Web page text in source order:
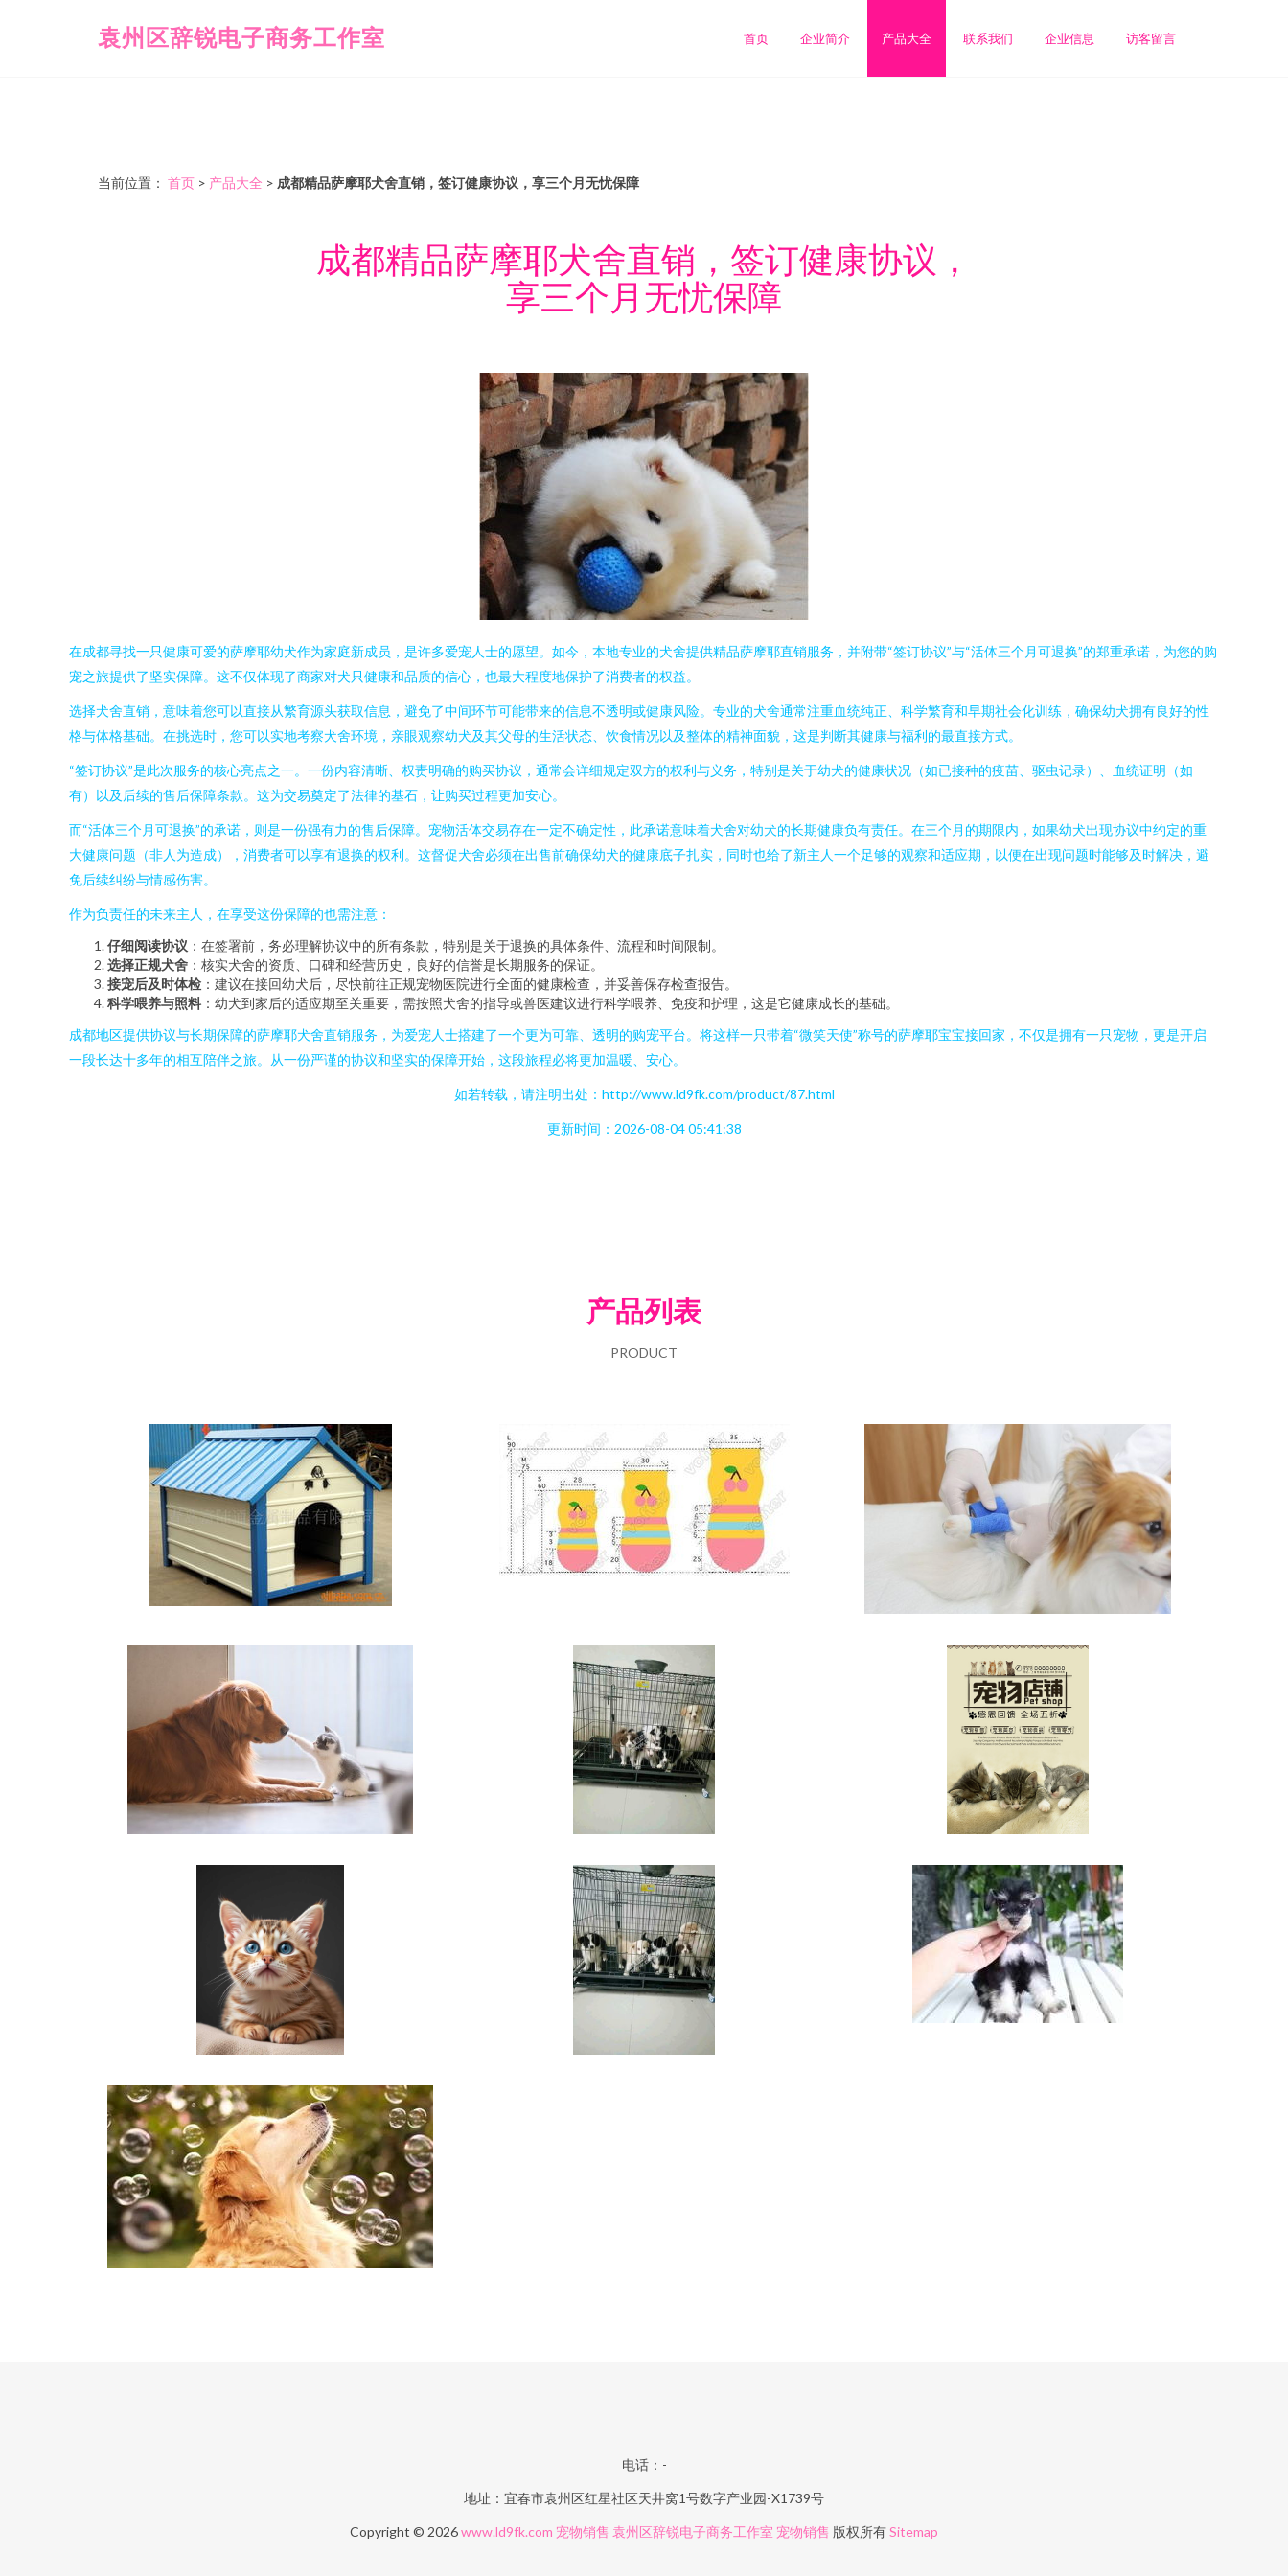
袁州区辞锐电子商务工作室 首页 企业简介 产品大全 联系我们 企业信息 访客留言
当前位置： 首页 > 产品大全 > 成都精品萨摩耶犬舍直销，签订健康协议，享三个月无忧保障
成都精品萨摩耶犬舍直销，签订健康协议，
享三个月无忧保障
在成都寻找一只健康可爱的萨摩耶幼犬作为家庭新成员，是许多爱宠人士的愿望。如今，本地专业的犬舍提供精品萨摩耶直销服务，并附带“签订协议”与“活体三个月可退换”的郑重承诺，为您的购
宠之旅提供了坚实保障。这不仅体现了商家对犬只健康和品质的信心，也最大程度地保护了消费者的权益。
选择犬舍直销，意味着您可以直接从繁育源头获取信息，避免了中间环节可能带来的信息不透明或健康风险。专业的犬舍通常注重血统纯正、科学繁育和早期社会化训练，确保幼犬拥有良好的性
格与体格基础。在挑选时，您可以实地考察犬舍环境，亲眼观察幼犬及其父母的生活状态、饮食情况以及整体的精神面貌，这是判断其健康与福利的最直接方式。
“签订协议”是此次服务的核心亮点之一。一份内容清晰、权责明确的购买协议，通常会详细规定双方的权利与义务，特别是关于幼犬的健康状况（如已接种的疫苗、驱虫记录）、血统证明（如
有）以及后续的售后保障条款。这为交易奠定了法律的基石，让购买过程更加安心。
而“活体三个月可退换”的承诺，则是一份强有力的售后保障。宠物活体交易存在一定不确定性，此承诺意味着犬舍对幼犬的长期健康负有责任。在三个月的期限内，如果幼犬出现协议中约定的重
大健康问题（非人为造成），消费者可以享有退换的权利。这督促犬舍必须在出售前确保幼犬的健康底子扎实，同时也给了新主人一个足够的观察和适应期，以便在出现问题时能够及时解决，避
免后续纠纷与情感伤害。
作为负责任的未来主人，在享受这份保障的也需注意：
仔细阅读协议 ：在签署前，务必理解协议中的所有条款，特别是关于退换的具体条件、流程和时间限制。
选择正规犬舍 ：核实犬舍的资质、口碑和经营历史，良好的信誉是长期服务的保证。
接宠后及时体检 ：建议在接回幼犬后，尽快前往正规宠物医院进行全面的健康检查，并妥善保存检查报告。
科学喂养与照料 ：幼犬到家后的适应期至关重要，需按照犬舍的指导或兽医建议进行科学喂养、免疫和护理，这是它健康成长的基础。
成都地区提供协议与长期保障的萨摩耶犬舍直销服务，为爱宠人士搭建了一个更为可靠、透明的购宠平台。将这样一只带着“微笑天使”称号的萨摩耶宝宝接回家，不仅是拥有一只宠物，更是开启
一段长达十多年的相互陪伴之旅。从一份严谨的协议和坚实的保障开始，这段旅程必将更加温暖、安心。
如若转载，请注明出处：http://www.ld9fk.com/product/87.html
更新时间：2026-08-04 05:41:38
产品列表
PRODUCT
电话：-
地址：宜春市袁州区红星社区天井窝1号数字产业园-X1739号
Copyright © 2026www.ld9fk.com 宠物销售 袁州区辞锐电子商务工作室 宠物销售 版权所有Sitemap